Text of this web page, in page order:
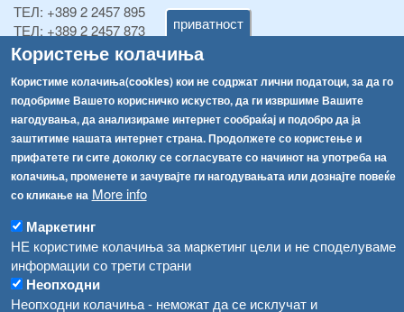
приватност
Користење колачиња
Користиме колачиња(cookies) кои не содржат лични податоци, за да го
подобриме Вашето корисничко искуство, да ги извршиме Вашите
нагодувања, да анализираме интернет сообраќај и подобро да ја
заштитиме нашата интернет страна. Продолжете со користење и
прифатете ги сите доколку се согласувате со начинот на употреба на
колачиња, променете и зачувајте ги нагодувањата или дознајте повеќе
со кликање на More info
Маркетинг
НЕ користиме колачиња за маркетинг цели и не споделуваме
информации со трети страни
Неопходни
Неопходни колачиња - неможат да се исклучат и
ТЕЛ: +389 2 2457 895
ТЕЛ: +389 2 2457 873
Факс:+389 2 2457 893
Факс:
info@fva.gov.mk
[АХВ-претходна страна]
Соопштенија
Република Бугарија ги засили официјалните контроли при увоз на свежо овошје и зеленчук
Водата во Гостивар може да се користи како техничка, продолжува испораката на флаширана вода
Во Гостивар спроведени 70 вонредни контроли
Навигација
Архива
Забрани